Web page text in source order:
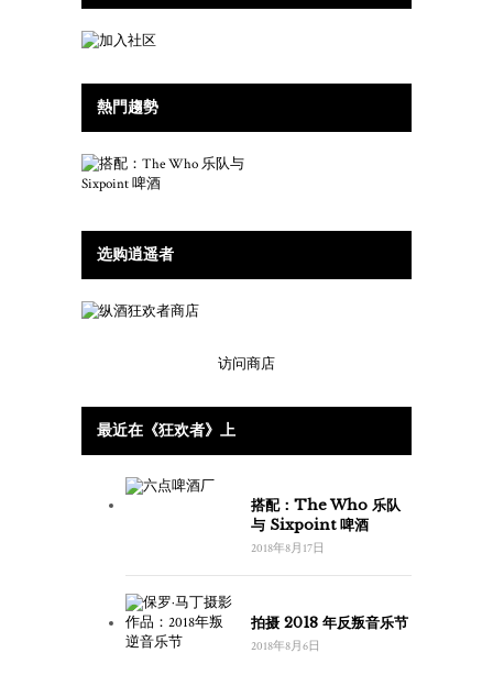
熱門趨勢
选购逍遥者
访问商店
最近在《狂欢者》上
搭配：The Who 乐队
与 Sixpoint 啤酒
2018年8月17日
拍摄 2018 年反叛音乐节
2018年8月6日